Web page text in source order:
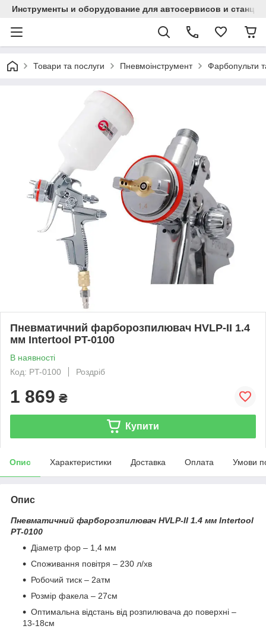
Инструменты и оборудование для автосервисов и
Товари та послуги Пневмоінструмент Фарбопульти
Пневматичний фарборозпилювач HVLP-II 1.4
мм Intertool PT-0100
В наявності
Код: PT-0100
Роздріб
1 869 ₴
Купити
Опис Характеристики Доставка Оплата Умови
Опис
Пневматичний фарборозпилювач HVLP-II 1.4 мм Intertool
PT-0100
Діаметр фор – 1,4 мм
Споживання повітря – 230 л/хв
Робочий тиск – 2атм
Розмір факела – 27см
Оптимальна відстань від розпилювача до поверхні –
13-18см